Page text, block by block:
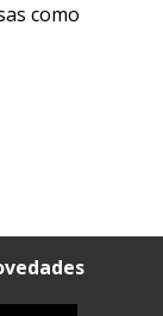
como